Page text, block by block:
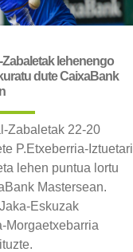
Zabaletak lehenengo
dute CaixaBank
Zabaletak 22-20
P.Etxeberria-Iztuetari
lehen puntua lortu
Mastersean.
Eskuzak
Morgaetxebarria